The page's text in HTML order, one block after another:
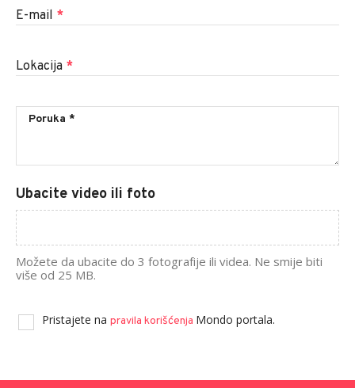
E-mail *
Lokacija *
Ubacite video ili foto
Možete da ubacite do 3 fotografije ili videa. Ne smije biti
više od 25 MB.
Pristajete na pravila korišćenja Mondo portala.